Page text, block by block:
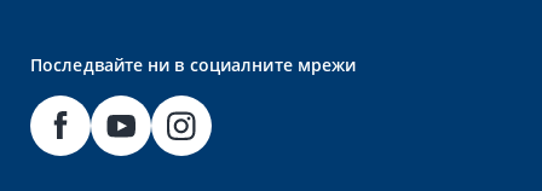
Последвайте ни в социалните мрежи